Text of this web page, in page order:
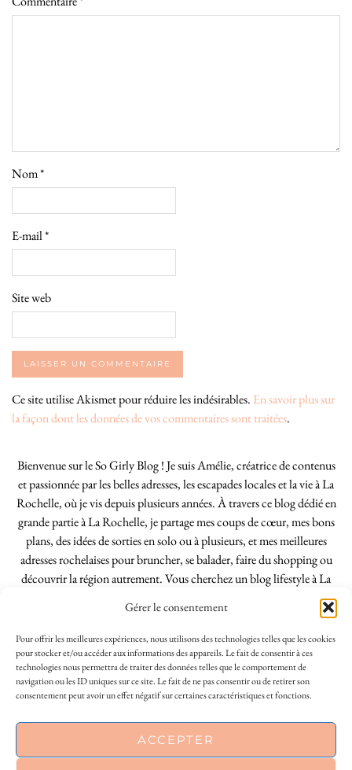
Gérer le consentement
Pour offrir les meilleures expériences, nous utilisons des technologies telles que les cookies
pour stocker et/ou accéder aux informations des appareils. Le fait de consentir à ces
technologies nous permettra de traiter des données telles que le comportement de
navigation ou les ID uniques sur ce site. Le fait de ne pas consentir ou de retirer son
consentement peut avoir un effet négatif sur certaines caractéristiques et fonctions.
ACCEPTER
Nom*
E-mail*
Site web
Ce site utilise Akismet pour réduire les indésirables. En savoir plus sur
la façon dont les données de vos commentaires sont traitées.
Bienvenue sur le So Girly Blog ! Je suis Amélie, créatrice de contenus
et passionnée par les belles adresses, les escapades locales et la vie à La
Rochelle, où je vis depuis plusieurs années. À travers ce blog dédié en
grande partie à La Rochelle, je partage mes coups de cœur, mes bons
plans, des idées de sorties en solo ou à plusieurs, et mes meilleures
adresses rochelaises pour bruncher, se balader, faire du shopping ou
découvrir la région autrement. Vous cherchez un blog lifestyle à La
Rochelle, tenu par une locale ? Vous êtes au bon endroit. Que vous
soyez Rochelais·e ou de passage dans notre belle ville, j’espère que mes
articles vous aideront à profiter de La Rochelle comme un·e vrai·e
initié·e. !